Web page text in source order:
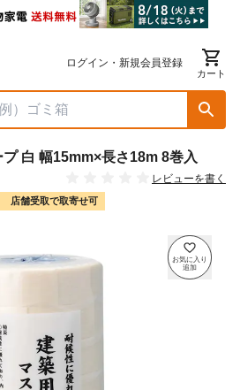
ログイン・新規会員登録
カート
白 幅15mm×長さ18m 8巻入
レビューを書く
店舗受取で取寄せ可